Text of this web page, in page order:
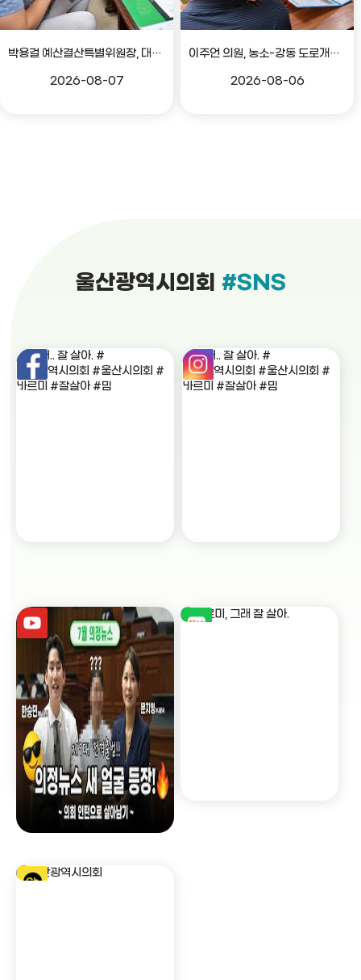
박용걸 예산결산특별위원장, 대공원로 확장공사 현안점검 간담회
2026-08-07
이주언 의원, 농소-강동 도로개설 민원 현장 점검
2026-08-06
울산광역시의회 #SNS